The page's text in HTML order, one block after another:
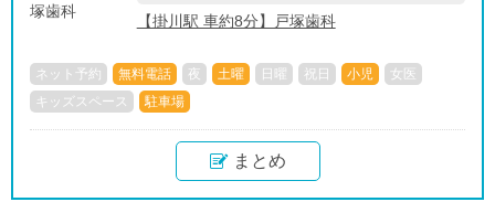
【掛川駅 車約8分】戸塚歯科
ネット予約 無料電話 夜 土曜 日曜 祝日 小児
女医
キッズスペース
駐車場
まとめ